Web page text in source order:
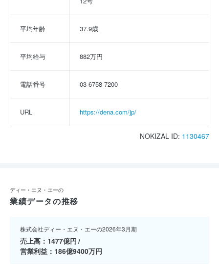
平均年齢 37.9歳
平均給与 882万円
電話番号 03-6758-7200
URL https://dena.com/jp/
NOKIZAL ID: 1130467
ディー・エヌ・エーの
業績データの推移
株式会社ディー・エヌ・エーの2026年3月期
売上高
1477億円
営業利益
186億9400万円